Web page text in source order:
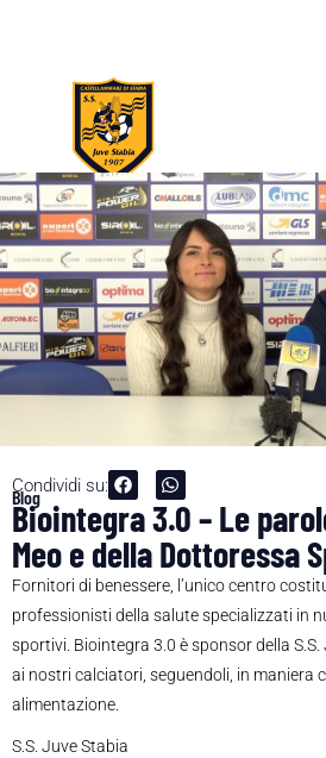
Condividi su:
Blog
Biointegra 3.0 – Le
Meo e della Dottoressa
Fornitori di benessere, l’unico centro
professionisti della salute specializzati in
sportivi. Biointegra 3.0 è sponsor della
ai nostri calciatori, seguendoli, in maniera
alimentazione.
S.S. Juve Stabia